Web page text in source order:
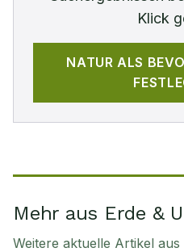
Klick
NATUR ALS
Mehr aus Erde &
Weitere aktuelle Artikel